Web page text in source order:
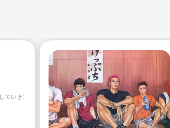
ていきたい！ そんな思いで立ち上げました！ ご縁が繋が